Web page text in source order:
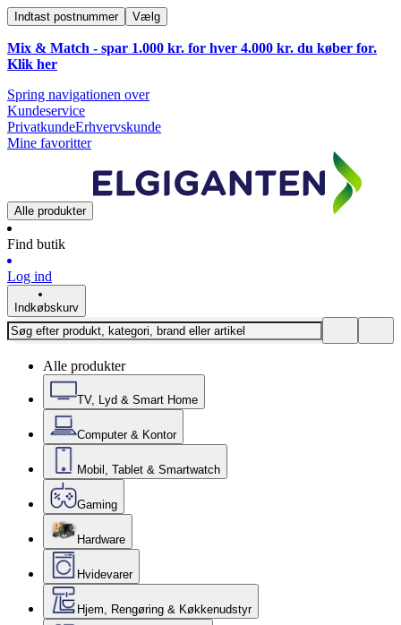
Indtast postnummer Vælg
Mix & Match - spar 1.000 kr. for hver 4.000 kr. du køber for.
Klik her
Spring navigationen over
Kundeservice
PrivatkundeErhvervskunde
Mine favoritter
Alle produkter
Find butik
Log ind
Indkøbskurv
Alle produkter
TV, Lyd & Smart Home
Computer & Kontor
Mobil, Tablet & Smartwatch
Gaming
Hardware
Hvidevarer
Hjem, Rengøring & Køkkenudstyr